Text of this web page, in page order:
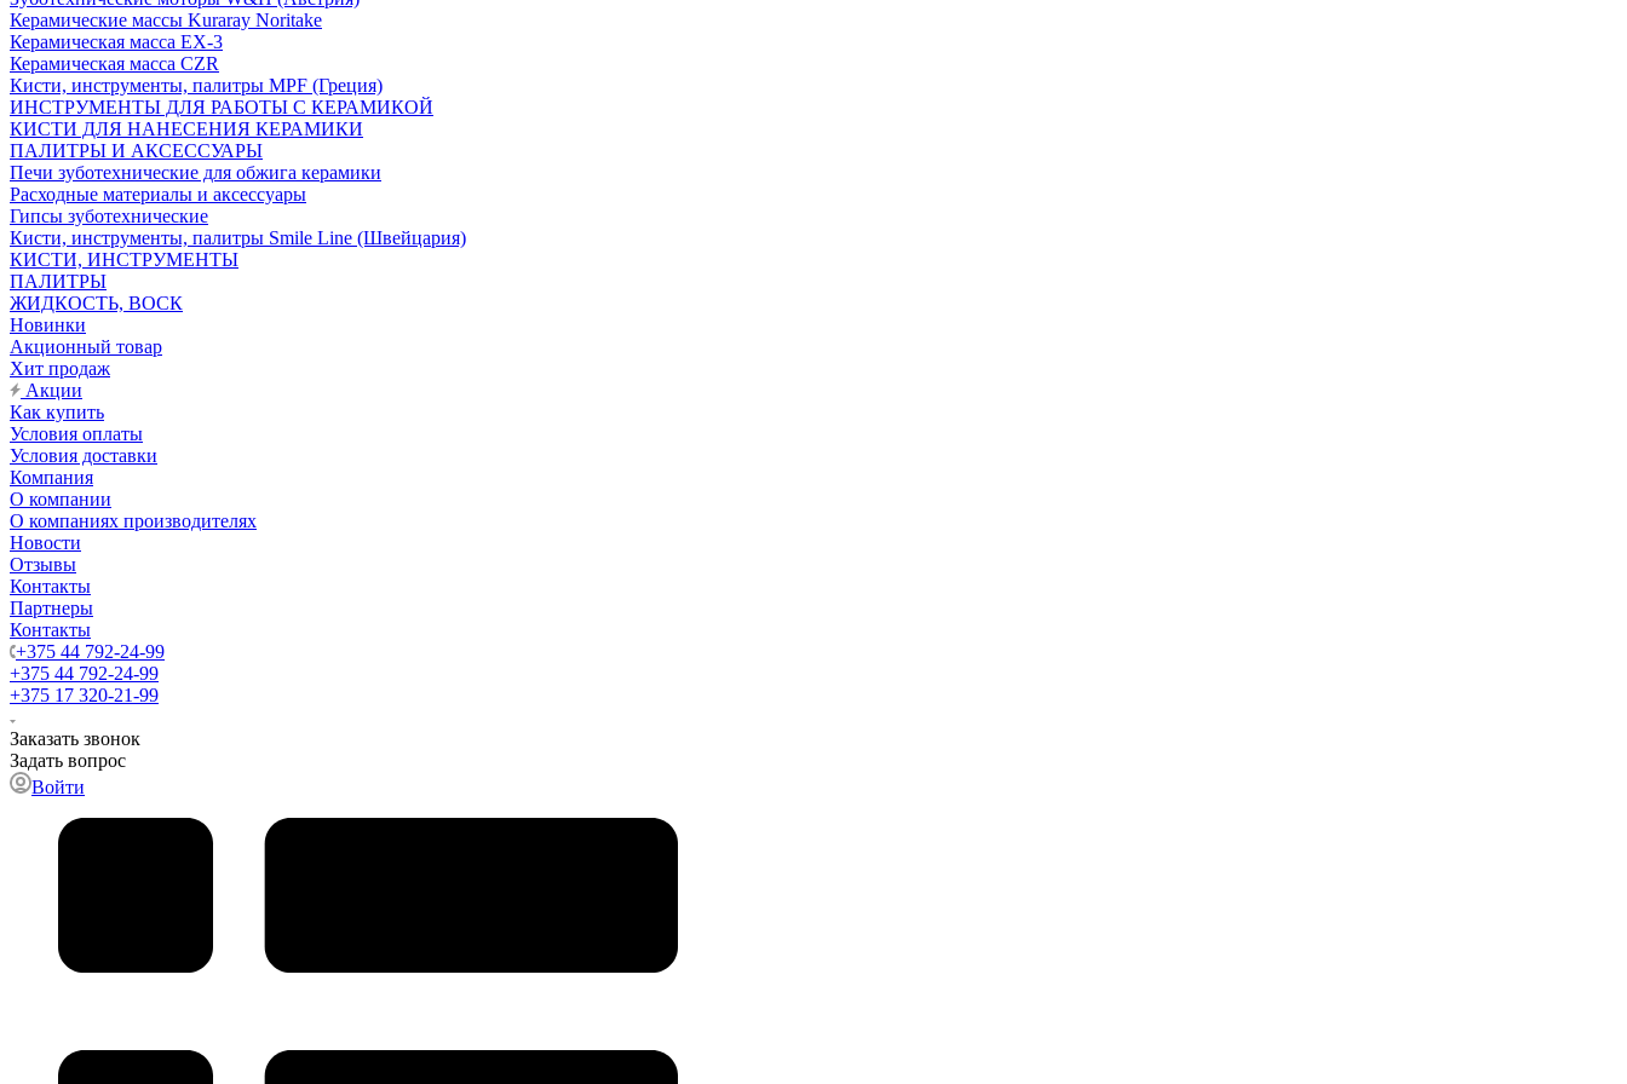
Керамические массы Kuraray Noritake
Керамическая масса EX-3
Керамическая масса CZR
Кисти, инструменты, палитры MPF (Греция)
ИНСТРУМЕНТЫ ДЛЯ РАБОТЫ С КЕРАМИКОЙ
КИСТИ ДЛЯ НАНЕСЕНИЯ КЕРАМИКИ
ПАЛИТРЫ И АКСЕССУАРЫ
Печи зуботехнические для обжига керамики
Расходные материалы и аксессуары
Гипсы зуботехнические
Кисти, инструменты, палитры Smile Line (Швейцария)
КИСТИ, ИНСТРУМЕНТЫ
ПАЛИТРЫ
ЖИДКОСТЬ, ВОСК
Новинки
Акционный товар
Хит продаж
Акции
Как купить
Условия оплаты
Условия доставки
Компания
О компании
О компаниях производителях
Новости
Отзывы
Контакты
Партнеры
Контакты
+375 44 792-24-99
+375 44 792-24-99
+375 17 320-21-99
Заказать звонок
Задать вопрос
Войти